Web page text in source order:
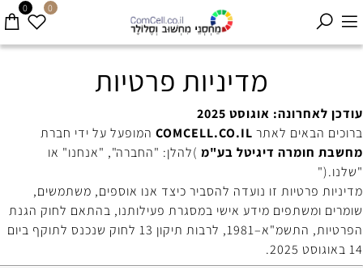
0 0
מדיניות פרטיות
עודכן לאחרונה: אוגוסט 2025
ברוכים הבאים לאתר COMCELL.CO.IL המופעל על ידי חברת
מחשבת חומרה דיגיטל בע"מ (להלן: "החברה", "אנחנו" או
"שלנו").
מדיניות פרטיות זו נועדה להסביר כיצד אנו אוספים, משתמשים,
שומרים ומשתפים מידע אישי במסגרת פעילותנו, בהתאם לחוק הגנת
הפרטיות, התשמ"א–1981, לרבות תיקון 13 לחוק שנכנס לתוקף ביום
14 באוגוסט 2025
.